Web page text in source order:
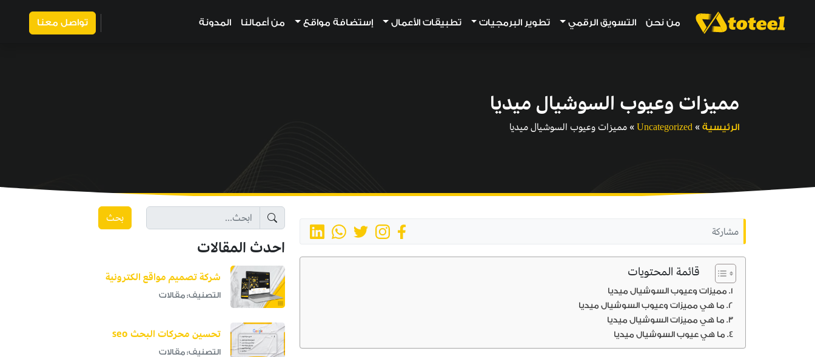
من نحن التسويق الرقمي تطوير البرمجيات تطبيقات الأعمال إستضافة مواقع من أعمالنا المدونة تواصل معنا
مميزات وعيوب السوشيال ميديا
الرئيسية »
Uncategorized
»مميزات وعيوب السوشيال ميديا
مشاركة
قائمة المحتويات
مميزات وعيوب السوشيال ميديا
ما هي مميزات وعيوب السوشيال ميديا
ما هي مميزات السوشيال ميديا
ما هي عيوب السوشيال ميديا
بحث
احدث المقالات
شركة تصميم مواقع الكترونية
التصنيف: مقالات
تحسين محركات البحث seo
التصنيف: مقالات